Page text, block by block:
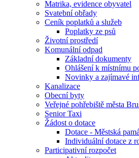
Matrika, evidence obyvatel
Svatební obřady
Ceník poplatků a služeb
Poplatky ze psů
Životní prostředí
Komunální odpad
Základní dokumenty
Ohlášení k místnímu
Novinky a zajímavé
Kanalizace
Obecní byty
Veřejné pohřebiště města
Senior Taxi
Žádost o dotace
Dotace - Městská
Individuální dotace z
Participativní rozpočet